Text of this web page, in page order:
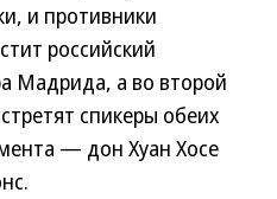
и противники
российский
Мадрида, а во второй
спикеры обеих
— дон Хуан Хосе